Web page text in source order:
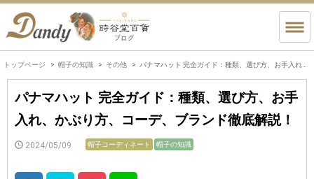
トップページ 帽子の知識 その他 パナマハット 完全ガイド：種類、選び方、お手入れ、かぶり方、コーデ、ブランド徹底解説！
パナマハット 完全ガイド：種類、選び方、お手
入れ、かぶり方、コーデ、ブランド徹底解説！
2024/05/09 帽子コーディネート 帽子の知識